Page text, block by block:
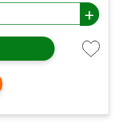
+